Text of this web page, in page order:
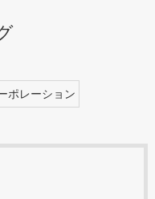
ポレーション